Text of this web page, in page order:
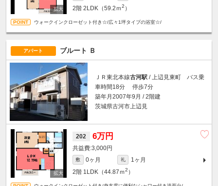
2階 2LDK（59.2ｍ2 ）
ウォークインクローゼット付き☆/広々1坪タイプの浴室☆/
アパート ブルート Ｂ
ＪＲ東北本線古河駅 / 上辺見東町 バス乗
車時間18分 停歩7分
築年月2007年9月 / 2階建
茨城県古河市上辺見
202 6万円
3,000円
敷 0ヶ月 礼
1ヶ月
2階 1LDK（44.87ｍ2 ）